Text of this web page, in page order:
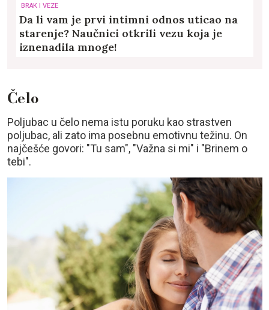
BRAK I VEZE
Da li vam je prvi intimni odnos uticao na
starenje? Naučnici otkrili vezu koja je
iznenadila mnoge!
Čelo
Poljubac u čelo nema istu poruku kao strastven
poljubac, ali zato ima posebnu emotivnu težinu. On
najčešće govori: "Tu sam", "Važna si mi" i "Brinem o
tebi".